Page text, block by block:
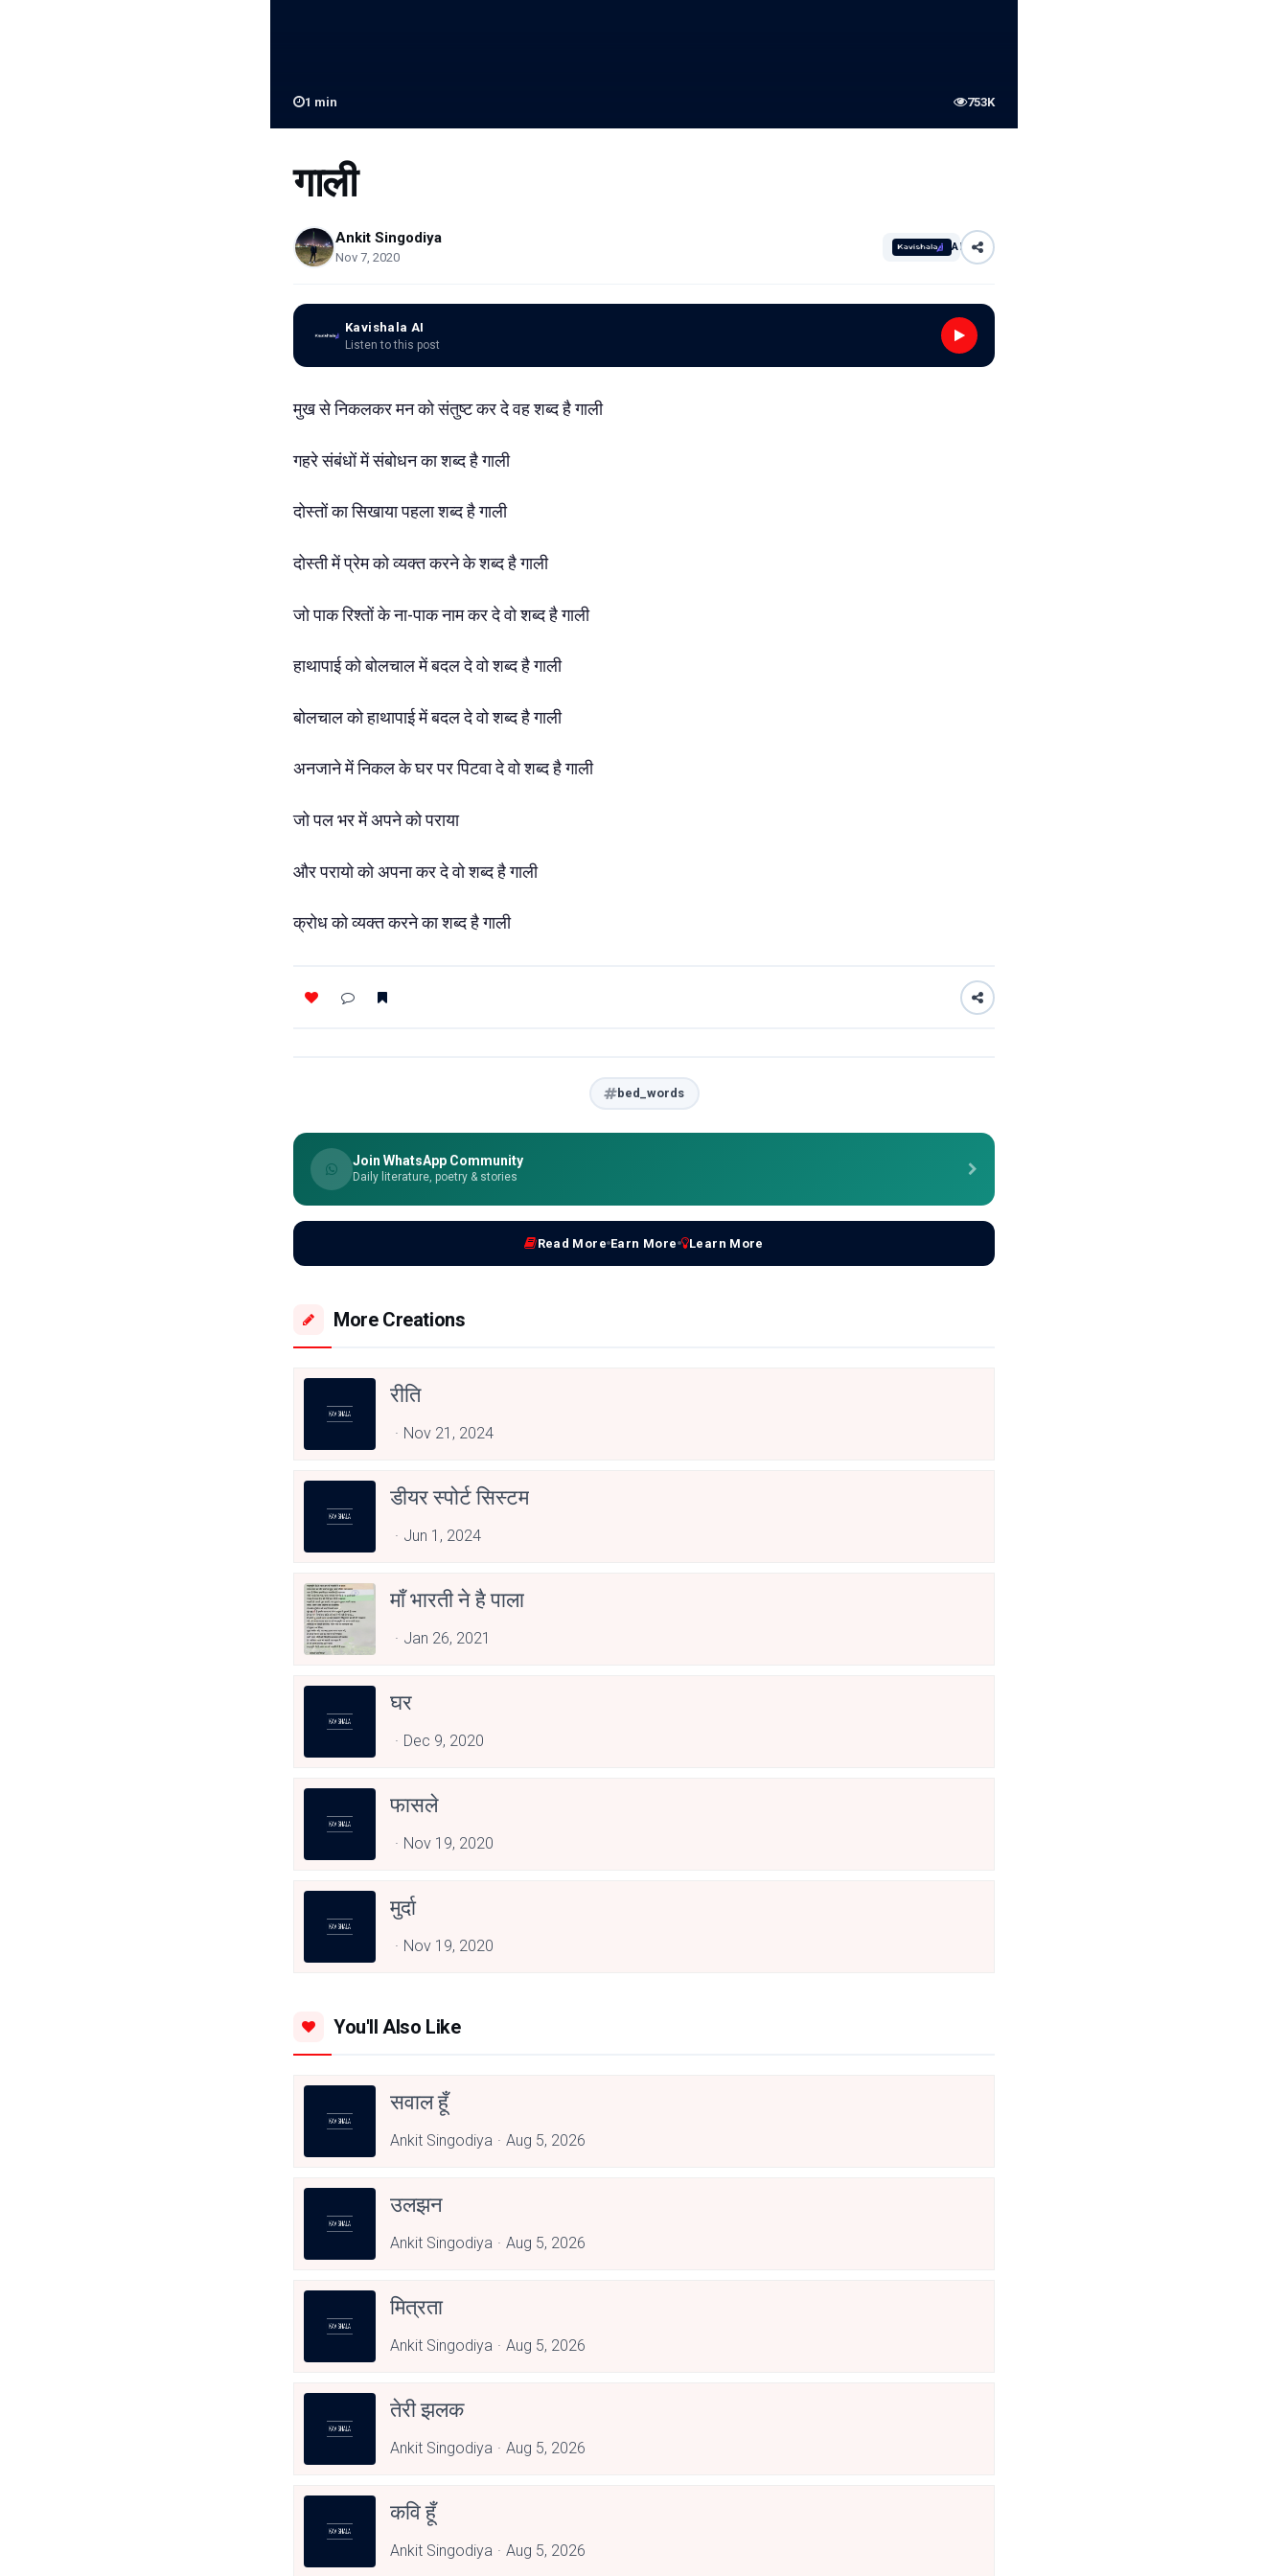
1 min 753K
गाली
Ankit Singodiya
Nov 7, 2020
AI
Kavishala AI
Listen to this post
मुख से निकलकर मन को संतुष्ट कर दे वह शब्द है गाली
गहरे संबंधों में संबोधन का शब्द है गाली
दोस्तों का सिखाया पहला शब्द है गाली
दोस्ती में प्रेम को व्यक्त करने के शब्द है गाली
जो पाक रिश्तों के ना-पाक नाम कर दे वो शब्द है गाली
हाथापाई को बोलचाल में बदल दे वो शब्द है गाली
बोलचाल को हाथापाई में बदल दे वो शब्द है गाली
अनजाने में निकल के घर पर पिटवा दे वो शब्द है गाली
जो पल भर में अपने को पराया
और परायो को अपना कर दे वो शब्द है गाली
क्रोध को व्यक्त करने का शब्द है गाली
bed_words
Join WhatsApp Community
Daily literature, poetry & stories
Read More Earn More Learn More
More Creations
रीति
Nov 21, 2024
डीयर स्पोर्ट सिस्टम
Jun 1, 2024
माँ भारती ने है पाला
Jan 26, 2021
घर
Dec 9, 2020
फासले
Nov 19, 2020
मुर्दा
Nov 19, 2020
You'll Also Like
सवाल हूँ
Ankit Singodiya Aug 5, 2026
उलझन
Ankit Singodiya Aug 5, 2026
मित्रता
Ankit Singodiya Aug 5, 2026
तेरी झलक
Ankit Singodiya Aug 5, 2026
कवि हूँ
Ankit Singodiya Aug 5, 2026